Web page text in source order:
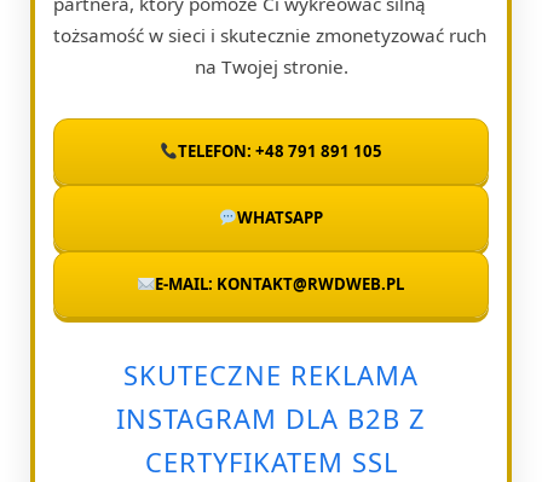
tożsamość w sieci i skutecznie zmonetyzować ruch
na Twojej stronie.
TELEFON: +48 791 891 105
WHATSAPP
E-MAIL: KONTAKT@RWDWEB.PL
SKUTECZNE REKLAMA
INSTAGRAM DLA B2B Z
CERTYFIKATEM SSL